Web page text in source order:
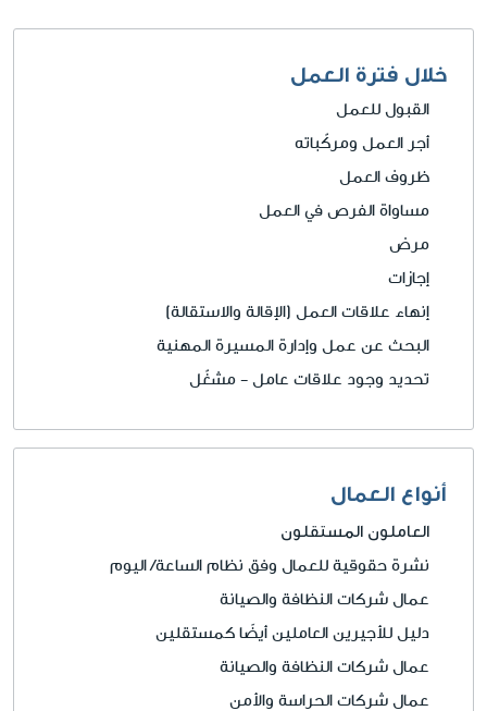
خلال فترة العمل
القبول للعمل
أجر العمل ومركّباته
ظروف العمل
مساواة الفرص في العمل
مرض
إجازات
إنهاء علاقات العمل (الإقالة والاستقالة)
البحث عن عمل وإدارة المسيرة المهنية
تحديد وجود علاقات عامل - مشغّل
أنواع العمال
العاملون المستقلون
نشرة حقوقية للعمال وفق نظام الساعة/ اليوم
عمال شركات النظافة والصيانة
دليل للأجيرين العاملين أيضًا كمستقلين
عمال شركات النظافة والصيانة
عمال شركات الحراسة والأمن